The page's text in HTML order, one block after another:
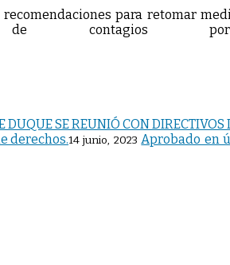
para retomar
contagios por
DUQUE SE REUNIÓ CON DIRECTIVOS
14 junio, 2023 Aprobado en